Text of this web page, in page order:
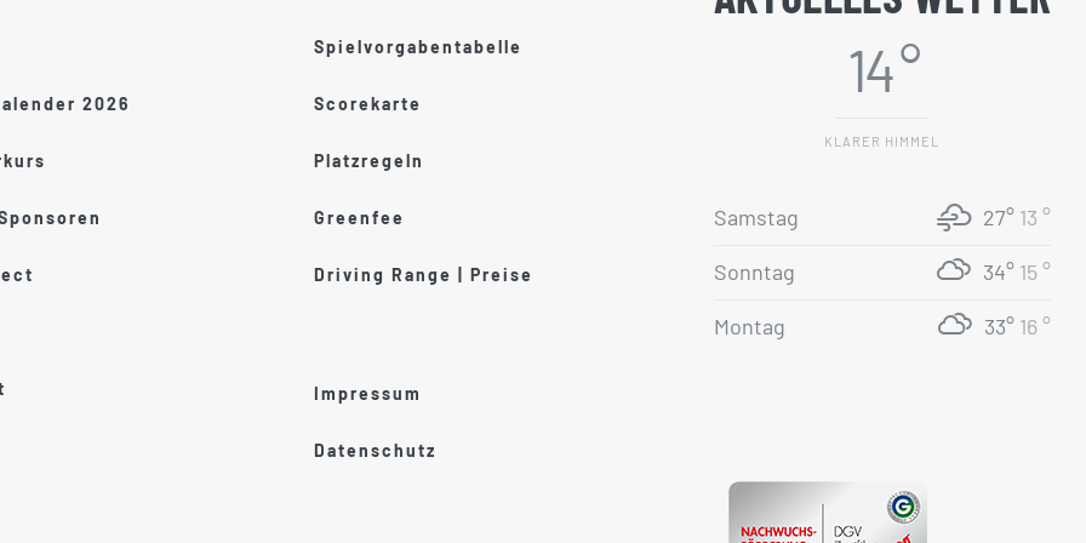
2026
Spielvorgabentabelle
Scorekarte
Platzregeln
Greenfee
Driving Range | Preise
Impressum
Datenschutz
14 °
KLARER HIMMEL
Samstag 27° 13 °
Sonntag 34° 15 °
Montag 33° 16 °